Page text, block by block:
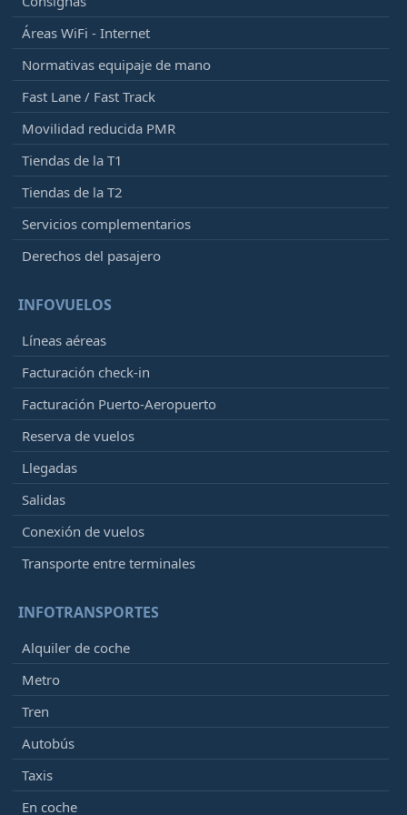
Áreas WiFi - Internet
Normativas equipaje de mano
Fast Lane / Fast Track
Movilidad reducida PMR
Tiendas de la T1
Tiendas de la T2
Servicios complementarios
Derechos del pasajero
INFOVUELOS
Líneas aéreas
Facturación check-in
Facturación Puerto-Aeropuerto
Reserva de vuelos
Llegadas
Salidas
Conexión de vuelos
Transporte entre terminales
INFOTRANSPORTES
Alquiler de coche
Metro
Tren
Autobús
Taxis
En coche